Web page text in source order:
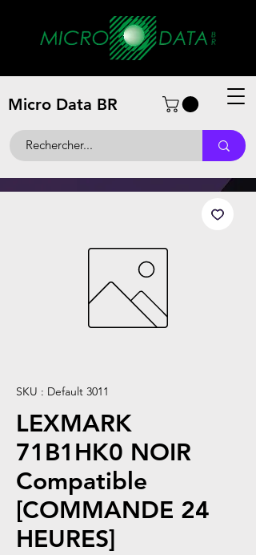
Micro Data BR
SKU : Default 3011
LEXMARK
71B1HK0 NOIR
Compatible
[COMMANDE 24
HEURES]